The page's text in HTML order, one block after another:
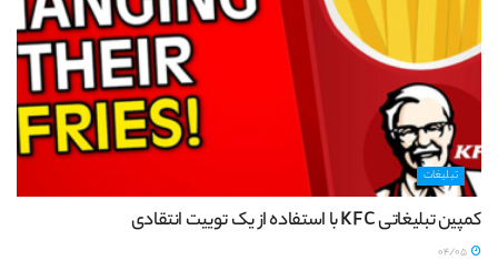
تبلیغات
کمپین تبلیغاتی KFC با استفاده از یک توییت انتقادی